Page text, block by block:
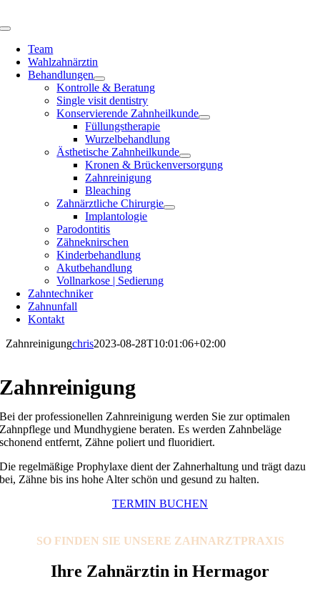
Inhalt
Toggle
Navigation
Team
Wahlzahnärztin
Behandlungen
Kontrolle & Beratung
Single visit dentistry
Konservierende Zahnheilkunde
Füllungstherapie
Wurzelbehandlung
Ästhetische Zahnheilkunde
Kronen & Brückenversorgung
Zahnreinigung
Bleaching
Zahnärztliche Chirurgie
Implantologie
Parodontitis
Zähneknirschen
Kinderbehandlung
Akutbehandlung
Vollnarkose | Sedierung
Zahntechniker
Zahnunfall
Kontakt
Zahnreinigungchris2023-08-28T10:01:06+02:00
Zahnreinigung
Bei der professionellen Zahnreinigung werden Sie zur optimalen
Zahnpflege und Mundhygiene beraten. Es werden Zahnbeläge
schonend entfernt, Zähne poliert und fluoridiert.
Die regelmäßige Prophylaxe dient der Zahnerhaltung und trägt dazu
bei, Zähne bis ins hohe Alter schön und gesund zu halten.
TERMIN BUCHEN
SO FINDEN SIE UNSERE ZAHNARZTPRAXIS
Ihre Zahnärztin in Hermagor